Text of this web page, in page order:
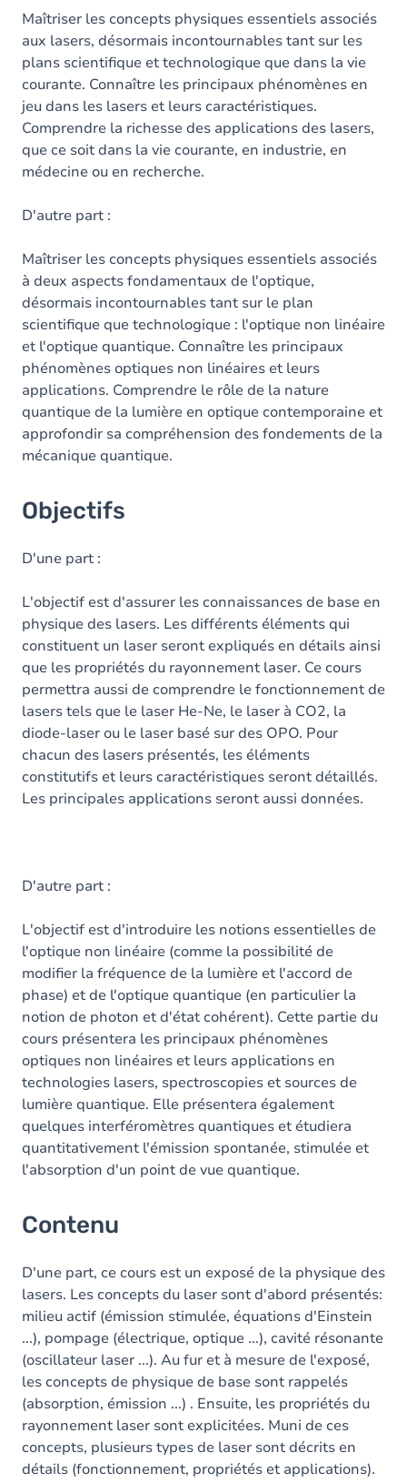
Table des matières
Exercices
Maîtriser les concepts physiques essentiels associés
aux lasers, désormais incontournables tant sur les
plans scientifique et technologique que dans la vie
courante. Connaître les principaux phénomènes en
jeu dans les lasers et leurs caractéristiques.
Comprendre la richesse des applications des lasers,
que ce soit dans la vie courante, en industrie, en
médecine ou en recherche.
D'autre part :
Maîtriser les concepts physiques essentiels associés
à deux aspects fondamentaux de l'optique,
désormais incontournables tant sur le plan
scientifique que technologique : l'optique non linéaire
et l'optique quantique. Connaître les principaux
phénomènes optiques non linéaires et leurs
applications. Comprendre le rôle de la nature
quantique de la lumière en optique contemporaine et
approfondir sa compréhension des fondements de la
mécanique quantique.
Objectifs
D'une part :
L'objectif est d'assurer les connaissances de base en
physique des lasers. Les différents éléments qui
constituent un laser seront expliqués en détails ainsi
que les propriétés du rayonnement laser. Ce cours
permettra aussi de comprendre le fonctionnement de
lasers tels que le laser He-Ne, le laser à CO2, la
diode-laser ou le laser basé sur des OPO. Pour
chacun des lasers présentés, les éléments
constitutifs et leurs caractéristiques seront détaillés.
Les principales applications seront aussi données.
D'autre part :
L'objectif est d'introduire les notions essentielles de
l'optique non linéaire (comme la possibilité de
modifier la fréquence de la lumière et l'accord de
phase) et de l'optique quantique (en particulier la
notion de photon et d'état cohérent). Cette partie du
cours présentera les principaux phénomènes
optiques non linéaires et leurs applications en
technologies lasers, spectroscopies et sources de
lumière quantique. Elle présentera également
quelques interféromètres quantiques et étudiera
quantitativement l'émission spontanée, stimulée et
l'absorption d'un point de vue quantique.
Contenu
D'une part, ce cours est un exposé de la physique des
lasers. Les concepts du laser sont d'abord présentés:
milieu actif (émission stimulée, équations d'Einstein
...), pompage (électrique, optique ...), cavité résonante
(oscillateur laser ...). Au fur et à mesure de l'exposé,
les concepts de physique de base sont rappelés
(absorption, émission ...) . Ensuite, les propriétés du
rayonnement laser sont explicitées. Muni de ces
concepts, plusieurs types de laser sont décrits en
détails (fonctionnement, propriétés et applications).